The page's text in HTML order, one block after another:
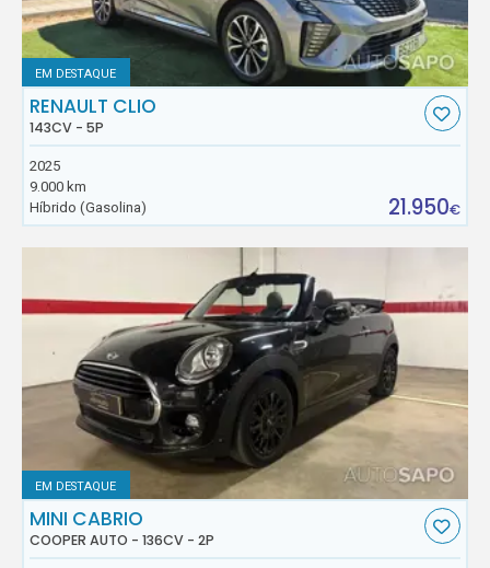
EM DESTAQUE
RENAULT CLIO
143CV - 5P
2025
9.000 km
Híbrido (Gasolina)
21.950€
EM DESTAQUE
MINI CABRIO
COOPER AUTO - 136CV - 2P